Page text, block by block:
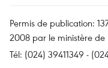
Permis de publication:
2008 par le ministère
Tél: (024) 39411349 -